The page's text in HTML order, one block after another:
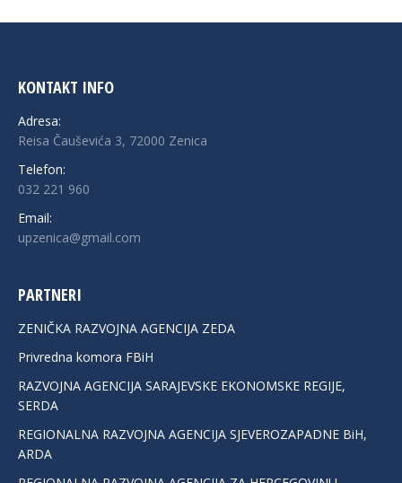
KONTAKT INFO
Adresa:
Reisa Čauševića 3, 72000 Zenica
Telefon:
032 221 960
Email:
upzenica@gmail.com
PARTNERI
ZENIČKA RAZVOJNA AGENCIJA ZEDA
Privredna komora FBiH
RAZVOJNA AGENCIJA SARAJEVSKE EKONOMSKE REGIJE,
SERDA
REGIONALNA RAZVOJNA AGENCIJA SJEVEROZAPADNE BiH,
ARDA